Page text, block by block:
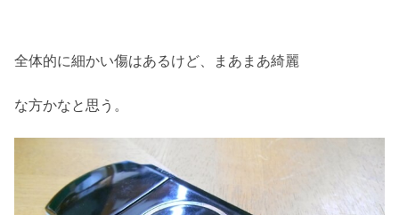
全体的に細かい傷はあるけど、まあまあ綺麗
な方かなと思う。